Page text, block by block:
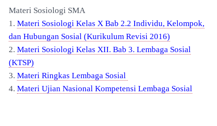
Materi Sosiologi SMA
1. Materi Sosiologi Kelas X Bab 2.2 Individu, Kelompok,
dan Hubungan Sosial (Kurikulum Revisi 2016)
2. Materi Sosiologi Kelas XII. Bab 3. Lembaga Sosial
(KTSP)
3. Materi Ringkas Lembaga Sosial
4. Materi Ujian Nasional Kompetensi Lembaga Sosial